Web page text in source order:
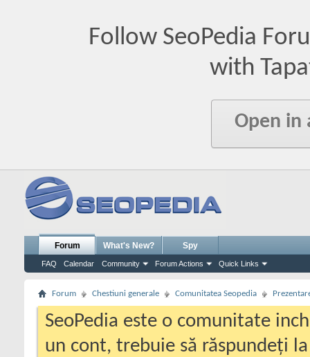
Follow SeoPedia
with
Open in
Forum
FAQ Calendar Community Forum Actions Quick Links
What's New? Spy
Forum Chestiuni generale Comunitatea Seopedia
SeoPedia este o comunitate
un cont, trebuie să răspundeți